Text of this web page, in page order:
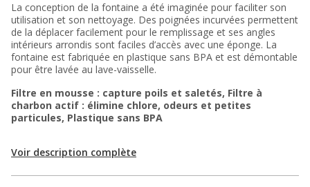
La conception de la fontaine a été imaginée pour faciliter son
utilisation et son nettoyage. Des poignées incurvées permettent
de la déplacer facilement pour le remplissage et ses angles
intérieurs arrondis sont faciles d’accès avec une éponge. La
fontaine est fabriquée en plastique sans BPA et est démontable
pour être lavée au lave-vaisselle.
Filtre en mousse : capture poils et saletés, Filtre à
charbon actif : élimine chlore, odeurs et petites
particules, Plastique sans BPA
Voir description complète